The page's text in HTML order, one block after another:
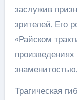
заслужив
зрителей. Его
«Райском
знаменитостью.
Трагическая